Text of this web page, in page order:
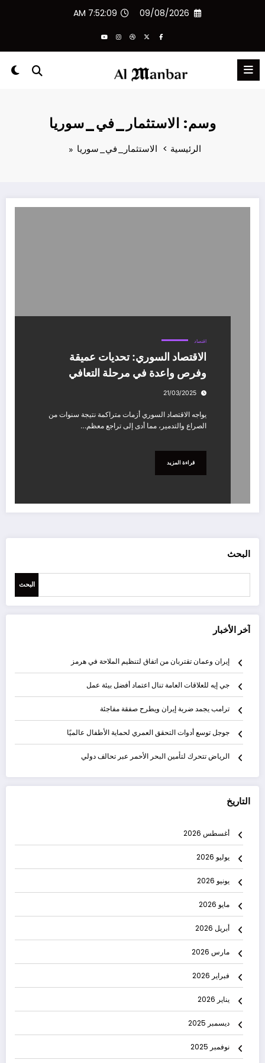
09/08/2026
7:52:09 AM
وسم: الاستثمار_في_سوريا
الرئيسية الاستثمار_في_سوريا
اقتصاد
الاقتصاد السوري: تحديات عميقة
وفرص واعدة في مرحلة التعافي
21/03/2025
يواجه الاقتصاد السوري أزمات متراكمة نتيجة سنوات من
الصراع والتدمير، مما أدى إلى تراجع معظم…
قراءة المزيد
البحث
البحث
آخر الأخبار
إيران وعمان تقتربان من اتفاق لتنظيم الملاحة في هرمز
جي إيه للعلاقات العامة تنال اعتماد أفضل بيئة عمل
ترامب يجمد ضربة إيران ويطرح صفقة مفاجئة
جوجل توسع أدوات التحقق العمري لحماية الأطفال عالميًا
الرياض تتحرك لتأمين البحر الأحمر عبر تحالف دولي
التاريخ
أغسطس 2026
يوليو 2026
يونيو 2026
مايو 2026
أبريل 2026
مارس 2026
فبراير 2026
يناير 2026
ديسمبر 2025
نوفمبر 2025